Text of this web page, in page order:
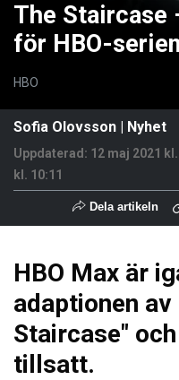
The Staircase
för HBO-serien
HBO
Sofia Olovsson | Nyhet
Uppdaterad: 12 maj 2021
kl. 10:11
Dela artikeln
HBO Max är
adaptionen
Staircase"
tillsatt.